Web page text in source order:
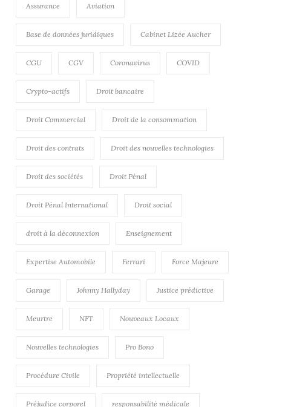
Assurance Aviation
Base de données juridiques Cabinet Lizée Aucher
CGU CGV Coronavirus COVID
Crypto-actifs Droit bancaire
Droit Commercial Droit de la consommation
Droit des contrats Droit des nouvelles technologies
Droit des sociétés Droit Pénal
Droit Pénal International Droit social
droit à la déconnexion Enseignement
Expertise Automobile Ferrari Force Majeure
Garage Johnny Hallyday Justice prédictive
Meurtre NFT Nouveaux Locaux
Nouvelles technologies Pro Bono
Procédure Civile Propriété intellectuelle
Préjudice corporel responsabilité médicale